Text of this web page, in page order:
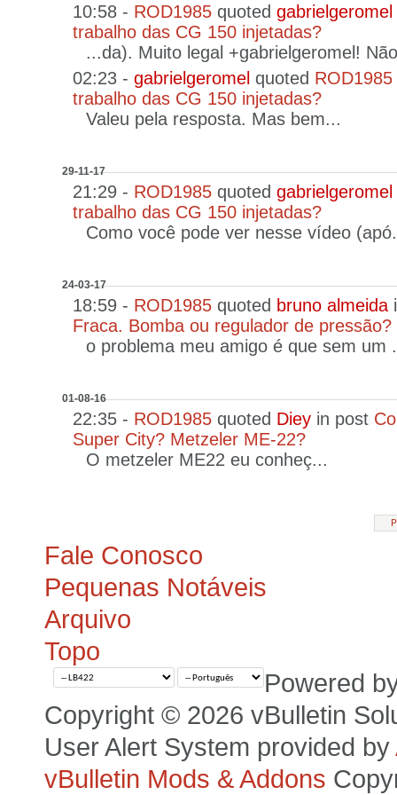
10:58 - ROD1985 quoted gabrielgeromel
trabalho das CG 150 injetadas?
...da). Muito legal +gabrielgeromel!
02:23 - gabrielgeromel quoted ROD1985
trabalho das CG 150 injetadas?
Valeu pela resposta. Mas bem...
29-11-17
21:29 - ROD1985 quoted gabrielgeromel
trabalho das CG 150 injetadas?
Como você pode ver nesse vídeo
24-03-17
18:59 - ROD1985 quoted bruno almeida
Fraca. Bomba ou regulador de pressão?
o problema meu amigo é que sem um
01-08-16
22:35 - ROD1985 quoted Diey in post
Super City? Metzeler ME-22?
O metzeler ME22 eu conheç...
Fale Conosco
Pequenas Notáveis
Arquivo
Topo
Powered
Copyright © 2026 vBulletin
User Alert System provided by
vBulletin Mods & Addons